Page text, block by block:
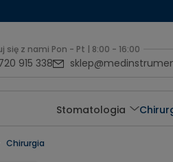
się z nami Pon - Pt | 8:00 - 16:00
915 338
Stomatologia
Chirurgia